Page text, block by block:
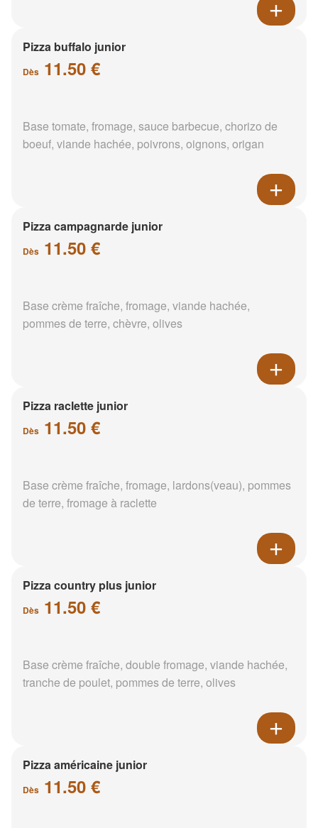
Pizza buffalo junior
Dès 11.50 €
Base tomate, fromage, sauce barbecue, chorizo de
boeuf, viande hachée, poivrons, oignons, origan
Pizza campagnarde junior
Dès 11.50 €
Base crème fraîche, fromage, viande hachée,
pommes de terre, chèvre, olives
Pizza raclette junior
Dès 11.50 €
Base crème fraîche, fromage, lardons(veau), pommes
de terre, fromage à raclette
Pizza country plus junior
Dès 11.50 €
Base crème fraîche, double fromage, viande hachée,
tranche de poulet, pommes de terre, olives
Pizza américaine junior
Dès 11.50 €